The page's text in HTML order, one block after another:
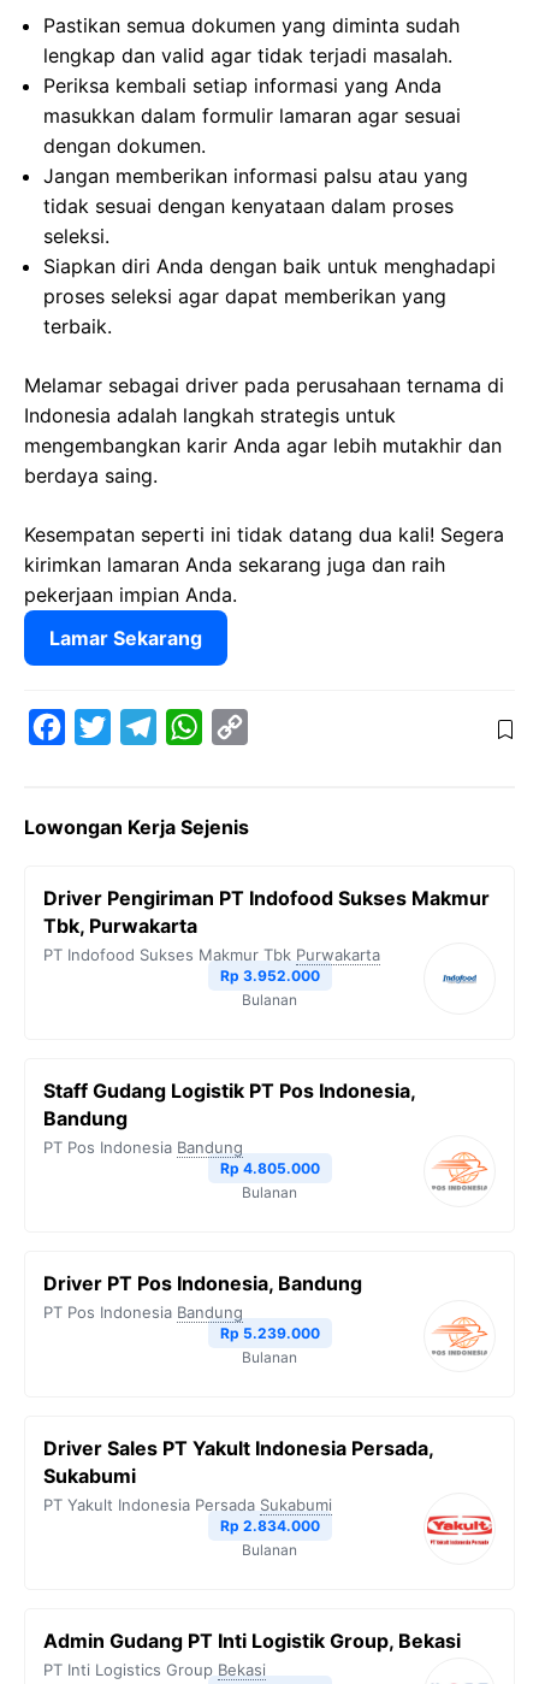
Pastikan semua dokumen yang diminta sudah
lengkap dan valid agar tidak terjadi masalah.
Periksa kembali setiap informasi yang Anda
masukkan dalam formulir lamaran agar sesuai
dengan dokumen.
Jangan memberikan informasi palsu atau yang
tidak sesuai dengan kenyataan dalam proses
seleksi.
Siapkan diri Anda dengan baik untuk menghadapi
proses seleksi agar dapat memberikan yang
terbaik.
Melamar sebagai driver pada perusahaan ternama di
Indonesia adalah langkah strategis untuk
mengembangkan karir Anda agar lebih mutakhir dan
berdaya saing.
Kesempatan seperti ini tidak datang dua kali! Segera
kirimkan lamaran Anda sekarang juga dan raih
pekerjaan impian Anda.
Lamar Sekarang
e
o
o
t
e
e
r
a
W
t
A
p
y
i
k
Lowongan Kerja Sejenis
Driver Pengiriman PT Indofood Sukses Makmur
Tbk, Purwakarta
PT Indofood Sukses Makmur Tbk Purwakarta
Rp 3.952.000
Bulanan
Staff Gudang Logistik PT Pos Indonesia,
Bandung
PT Pos Indonesia Bandung
Rp 4.805.000
Bulanan
Driver PT Pos Indonesia, Bandung
PT Pos Indonesia Bandung
Rp 5.239.000
Bulanan
Driver Sales PT Yakult Indonesia Persada,
Sukabumi
PT Yakult Indonesia Persada Sukabumi
Rp 2.834.000
Bulanan
Admin Gudang PT Inti Logistik Group, Bekasi
PT Inti Logistics Group Bekasi